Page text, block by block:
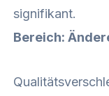
signifikant.
Bereich: